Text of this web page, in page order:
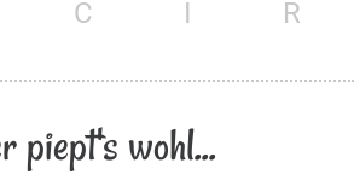
C I R
piept's wohl...